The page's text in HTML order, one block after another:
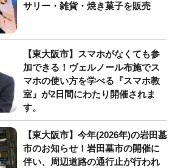
サリー・雑貨・焼き菓子を販売
【東大阪市】スマホがなくても参
加できる！ヴェルノール布施でス
マホの使い方を学べる『スマホ教
室』が2日間にわたり開催されま
す。
【東大阪市】今年(2026年)の岩田墓
市のお知らせ！岩田墓市の開催に
伴い、周辺道路の通行止が行われ